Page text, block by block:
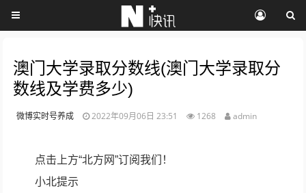
澳门大学录取分数线(澳门大学录取分
数线及学费多少)
微博实时号养成 2022年09月06日 23:51 1268 admin
点击上方“北方网”订阅我们！
小北提示